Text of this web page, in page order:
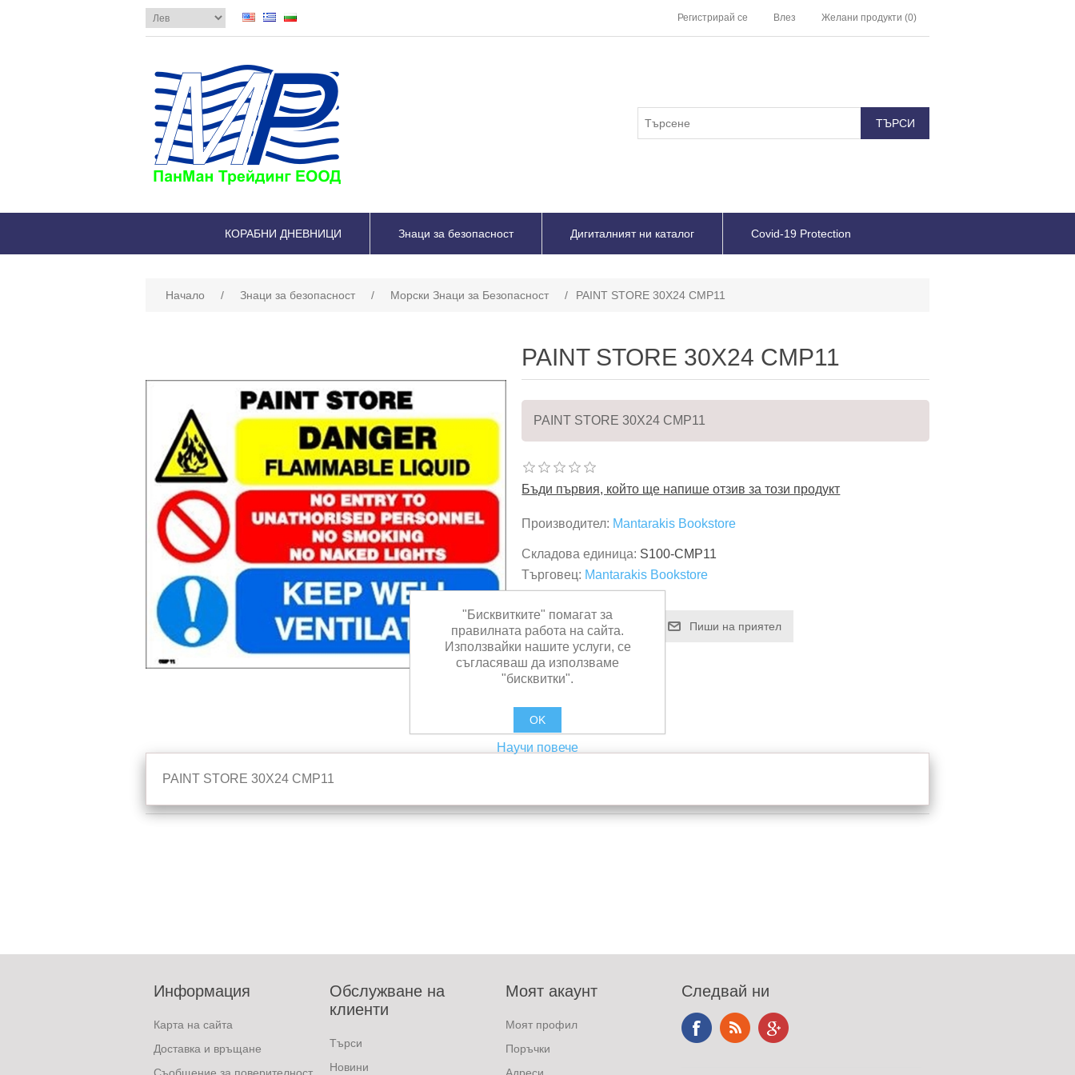
Регистрирай се Влез Желани продукти (0)
КОРАБНИ ДНЕВНИЦИ Знаци за безопасност Дигиталният ни каталог Covid-19 Protection
Начало / Знаци за безопасност / Морски Знаци за Безопасност / PAINT STORE 30Χ24 CMP11
PAINT STORE 30Χ24 CMP11
PAINT STORE 30Χ24 CMP11
Бъди първия, който ще напише отзив за този продукт
Производител: Mantarakis Bookstore
Складова единица: S100-CMP11
Търговец: Mantarakis Bookstore
PAINT STORE 30Χ24 CMP11
Информация
Карта на сайта
Доставка и връщане
Съобщение за поверителност
Обслужване на
клиенти
Търси
Новини
Моят акаунт
Моят профил
Поръчки
Адреси
Следвай ни
"Бисквитките" помагат за
правилната работа на сайта.
Използвайки нашите услуги, се
съгласяваш да използваме
"бисквитки".
OK
Научи повече